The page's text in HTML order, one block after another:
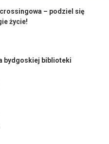
– podziel się
życie!
bydgoskiej biblioteki